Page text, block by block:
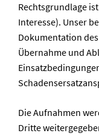
Rechtsgrundlage
Interesse). Unser
Dokumentation
Übernahme und
Die Aufnahmen
Dritte